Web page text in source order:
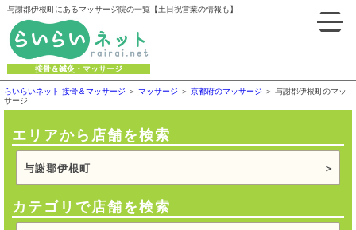
与謝郡伊根町にあるマッサージ院の一覧【土日祝営業の情報も】
接骨＆鍼灸・マッサージ
らいらいネット 接骨＆マッサージ マッサージ 京都府のマッサージ
与謝郡伊根町のマッ
サージ
エリアから店舗を検索
与謝郡伊根町
カテゴリで店舗を検索